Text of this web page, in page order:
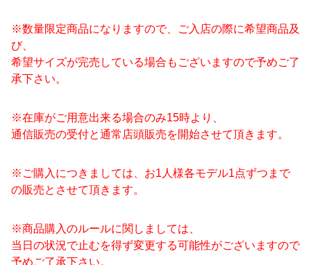
※数量限定商品になりますので、ご入店の際に希望商品及
び、
希望サイズが完売している場合もございますので予めご了
承下さい。
※在庫がご用意出来る場合のみ15時より、
通信販売の受付と通常店頭販売を開始させて頂きます。
※ご購入につきましては、お1人様各モデル1点ずつまで
の販売とさせて頂きます。
※商品購入のルールに関しましては、
当日の状況で止むを得ず変更する可能性がございますので
予めご了承下さい。